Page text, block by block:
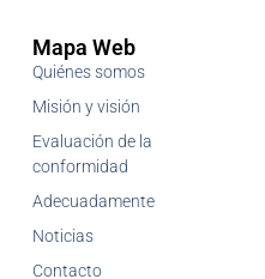
Mapa Web
Quiénes somos
Misión y visión
Evaluación de la
conformidad
Adecuadamente
Noticias
Contacto